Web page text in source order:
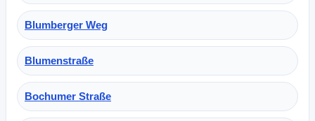
Blumberger Weg
Blumenstraße
Bochumer Straße